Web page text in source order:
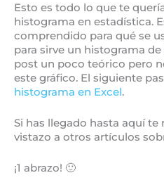
Esto es todo lo que te
histograma en estadística.
comprendido para qué se
para sirve un histograma
post un poco teórico pero
este gráfico. El siguiente
histograma en Excel.
Si has llegado hasta aquí
vistazo a otros artículos
¡1 abrazo! 🙂